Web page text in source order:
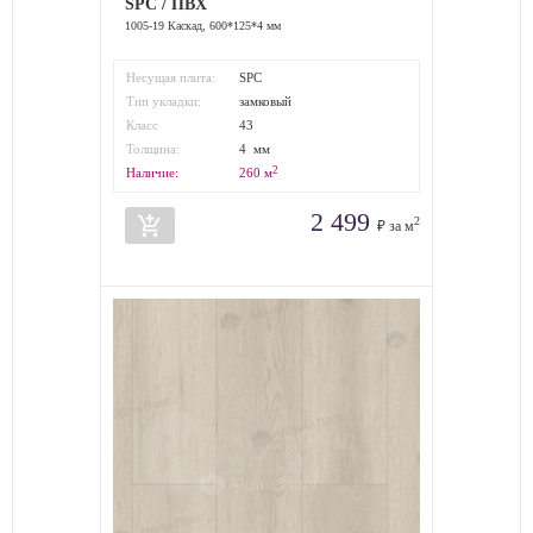
SPC / ПВХ
1005-19 Каскад, 600*125*4 мм
Несущая плита:
SPC
Тип укладки:
замковый
Класс
износостойкости:
43
Толщина:
4 мм
Наличие:
260 м2
add_shopping_cart 2 499 ₽ за м2